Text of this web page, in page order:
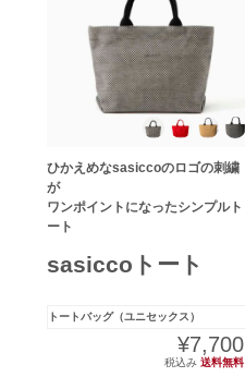
ひかえめなsasiccoのロゴの刺繍
が
ワンポイントになったシンプルト
ート
sasiccoトート
トートバッグ（ユニセックス）
¥7,700
税込み 送料無料